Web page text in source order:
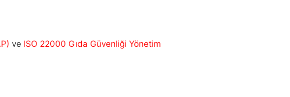
ve ISO 22000 Gıda Güvenliği Yönetim